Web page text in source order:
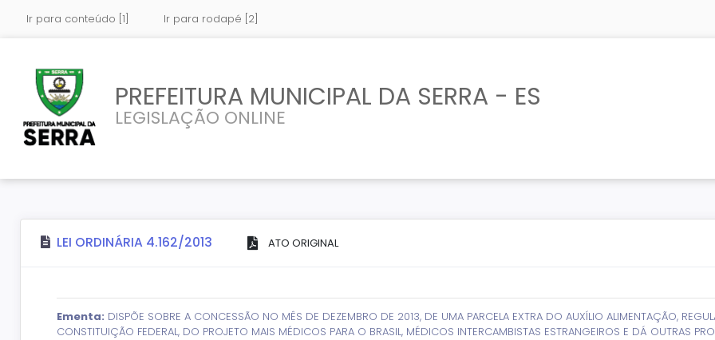
Ir para conteúdo [1] Ir para rodapé [2]
PREFEITURA MUNICIPAL DA SERRA - ES
LEGISLAÇÃO ONLINE
LEI ORDINÁRIA 4.162/2013 ATO ORIGINAL
Ementa: DISPÕE SOBRE A CONCESSÃO NO MÊS DE DEZEMBRO DE 2013, DE UMA PARCELA EXTRA DO AUXÍLIO ALIMENTAÇÃO,
CONSTITUIÇÃO FEDERAL, DO PROJETO MAIS MÉDICOS PARA O BRASIL, MÉDICOS INTERCAMBISTAS ESTRANGEIROS E DÁ OUTRAS